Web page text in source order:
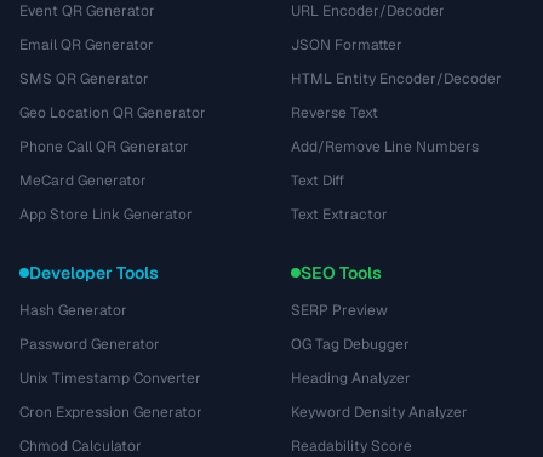
Event QR Generator
Email QR Generator
SMS QR Generator
Geo Location QR Generator
Phone Call QR Generator
MeCard Generator
App Store Link Generator
URL Encoder/Decoder
JSON Formatter
HTML Entity Encoder/Decoder
Reverse Text
Add/Remove Line Numbers
Text Diff
Text Extractor
Developer Tools
Hash Generator
Password Generator
Unix Timestamp Converter
Cron Expression Generator
Chmod Calculator
SEO Tools
SERP Preview
OG Tag Debugger
Heading Analyzer
Keyword Density Analyzer
Readability Score